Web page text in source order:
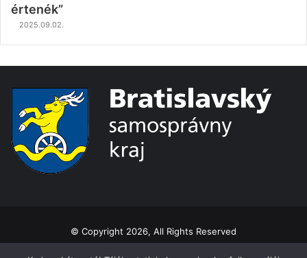
értenék”
2025.09.02.
© Copyright 2026, All Rights Reserved